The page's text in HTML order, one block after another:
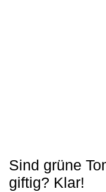
Sind grüne
giftig? Klar!